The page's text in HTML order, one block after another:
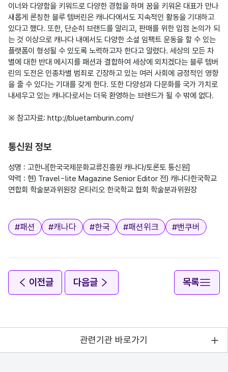
이너와 다양함을 키워드로 다양한 경험을 하며 꿈을 키워온 대표가 만나
새롭게 론칭한 블루 템버린은 캐나다에서도 지속적인 활동을 기대하고
있다고 했다. 또한, 단순히 브랜드를 알리고, 판매를 위한 입점 논의가 되
는 것 이상으로 캐나다 내에서도 다양한 소셜 임팩트 운동을 할 수 있는
플랫폼이 형성될 수 있도록 노력하고자 한다고 알렸다. 세상의 모든 차
별에 대한 반대 메시지를 패션과 결합하여 세상에 외치겠다는 블루 템버
린의 도전은 인종차별 범죄로 긴장하고 있는 여러 사회에 긍정적인 영향
을 줄 수 있다는 기대를 갖게 한다. 또한 다양성과 다문화를 국가 가치로
내세우고 있는 캐나다로서는 더욱 환영하는 브랜드가 될 수 밖에 없다.
※ 참고자료: http://bluetamburin.com/
통신원 정보
성명 : 고한나[한국국제문화교류진흥원 캐나다/토론토 통신원]
약력 : 현) Travel-lite Magazine Senior Editor 전) 캐나다한국학교
연합회 학술분과위원장 온타리오 한국학교 협회 학술분과위원장
태그
#패션 #캐나다 #한국 #패션위크 #밴쿠버
이전글 다음글 목록
관련기관 바로가기